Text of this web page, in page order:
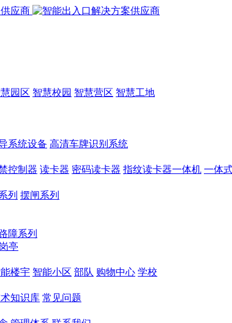
园区 智慧校园 智慧营区 智慧工地
系统设备 高清车牌识别系统
控制器 读卡器 密码读卡器 指纹读卡器一体机 一体
列 摆闸系列
障系列
岗亭
楼宇 智能小区 部队 购物中心 学校
知识库 常见问题